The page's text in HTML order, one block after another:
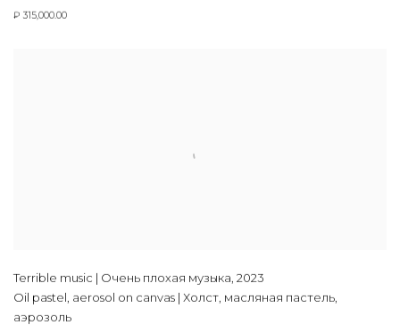
₽ 315,000.00
Terrible music | Очень плохая музыка, 2023
Oil pastel, aerosol on canvas | Холст, масляная пастель,
аэрозоль